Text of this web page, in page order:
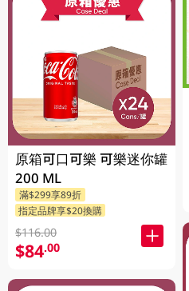
原箱可口可樂 可樂迷你罐
200 ML
滿$299享89折
指定品牌享$20換購
$116.00
$84.00